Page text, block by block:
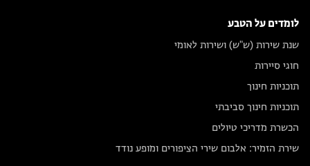
לומדים על הטבע
שנת שירות (ש"ש) ושירות לאומי
חוגי סיירות
תוכניות חינוך
תוכניות חינוך סביבתי
הכשרת מדריכי טיולים
שירת הזמיר: אלבום שירי הציפורים ומופע נודד